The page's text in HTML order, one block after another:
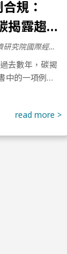
規：
揭露趨勢
作者：吳俊彥／中華經濟研究院國際經濟所 助研究員
去數年，碳揭
中的一項例行
正式納入監
read more >